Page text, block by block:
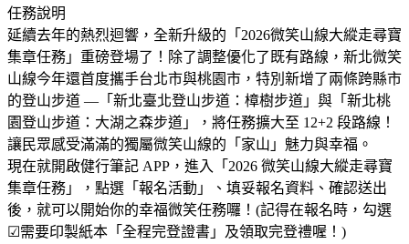
任務說明
延續去年的熱烈迴響，全新升級的「2026微笑山線大縱走尋寶
集章任務」重磅登場了！除了調整優化了既有路線，新北微笑
山線今年還首度攜手台北市與桃園市，特別新增了兩條跨縣市
的登山步道 —「新北臺北登山步道：樟樹步道」與「新北桃
園登山步道：大湖之森步道」，將任務擴大至 12+2 段路線！
讓民眾感受滿滿的獨屬微笑山線的「家山」魅力與幸福。
現在就開啟健行筆記 APP，進入「2026 微笑山線大縱走尋寶
集章任務」，點選「報名活動」、填妥報名資料、確認送出
後，就可以開始你的幸福微笑任務囉！(記得在報名時，勾選
☑需要印製紙本「全程完登證書」及領取完登禮喔！)